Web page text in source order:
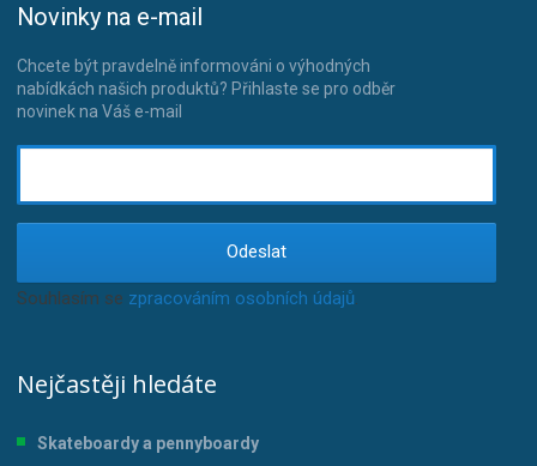
Novinky na e-mail
Chcete být pravdelně informováni o výhodných
nabídkách našich produktů? Přihlaste se pro odběr
novinek na Váš e-mail
Odeslat
Souhlasím se zpracováním osobních údajů.
Nejčastěji hledáte
Skateboardy a pennyboardy